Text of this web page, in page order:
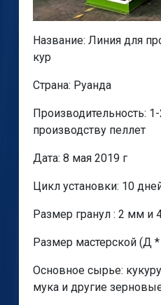
Название: Линия для
кур
Страна: Руанда
Производительность:
производству пеллет
Дата: 8 мая 2019 г
Цикл установки: 10
Размер гранул : 2 мм
Размер мастерской (Д
Основное сырье:
мука и другие